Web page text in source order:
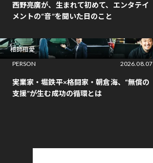
西野亮廣が、生まれて初めて、エンタテイ
メントの“音”を聞いた日のこと
相師相愛
PERSON
2026.08.07
実業家・堀鉄平×格闘家・朝倉海、“無償の
支援”が生む成功の循環とは